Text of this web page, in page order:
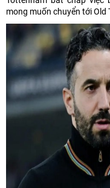
mong muốn chuyển tới Old